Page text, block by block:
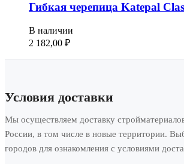
Гибкая черепица Katepal
В наличии
2 182,00 ₽
Условия доставки
Мы осуществляем доставку
России, в том числе в новые территории.
городов для ознакомления с условиями